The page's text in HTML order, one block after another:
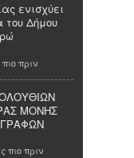
ενισχύει
του Δήμου
πιο πριν
ΜΟΝΗΣ
πιο πριν